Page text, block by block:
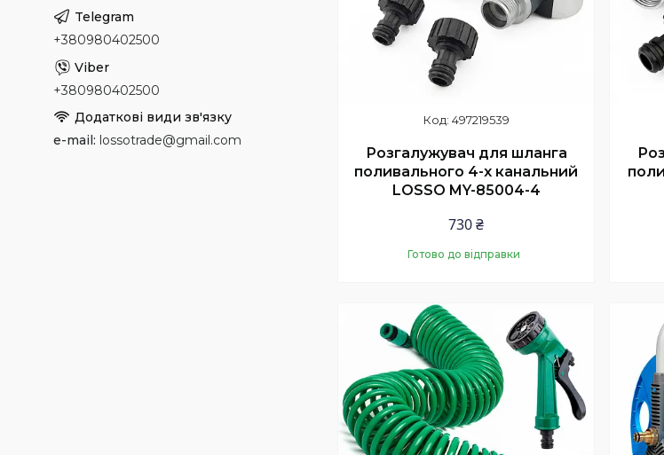
497219539
Розгалужувач для шланга
поливального 4-х канальний
LOSSO MY-85004-4
730 ₴
Готово до відправки
+380980402500
+380980402500
e-mail lossotrade@gmail.com